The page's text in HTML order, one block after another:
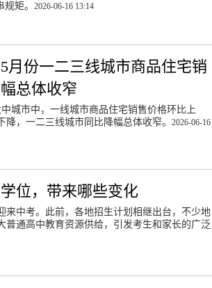
规矩。2026-06-16 13:14
月份一二三线城市商品住宅销
总体收窄
中城市中，一线城市商品住宅销售价格环比上
降，一二三线城市同比降幅总体收窄。2026-06-16
位，带来哪些变化
来中考。此前，各地招生计划相继出台，不少地
普通高中教育资源供给，引发考生和家长的广泛